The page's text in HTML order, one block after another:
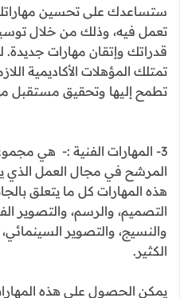
ستساعدك على تحسين
تعمل فيه، وذلك من خلال
قدراتك وإتقان مهارات
تمتلك المؤهلات الأكاديمية
تطمح إليها وتحقيق مستقبل
3- المهارات الفنية :- هي
المرشح في مجال العمل
هذه المهارات كل ما يتعلق
التصميم، والرسم، والتصوير
والنسيج، والتصوير
الكثير.
يمكن الحصول على هذه